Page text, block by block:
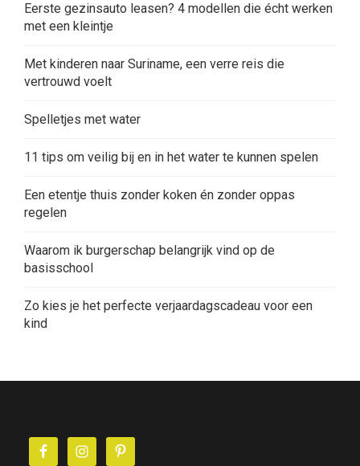
Eerste gezinsauto leasen? 4 modellen die écht werken
met een kleintje
Met kinderen naar Suriname, een verre reis die
vertrouwd voelt
Spelletjes met water
11 tips om veilig bij en in het water te kunnen spelen
Een etentje thuis zonder koken én zonder oppas
regelen
Waarom ik burgerschap belangrijk vind op de
basisschool
Zo kies je het perfecte verjaardagscadeau voor een
kind